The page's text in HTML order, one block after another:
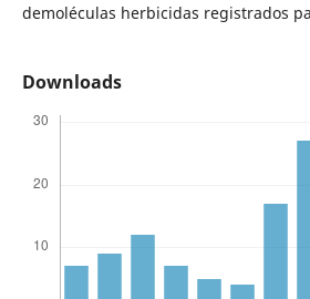
demoléculas herbicidas registrados
Downloads